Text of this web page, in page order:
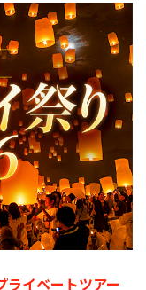
イベートツアー